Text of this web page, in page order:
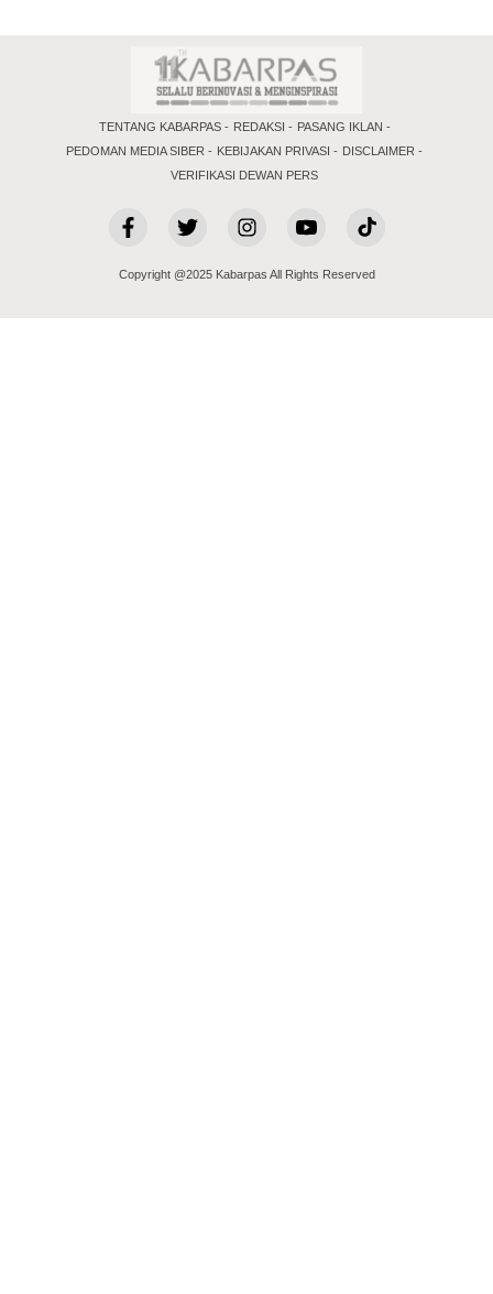
TENTANG KABARPAS REDAKSI
PASANG IKLAN
PEDOMAN MEDIA SIBER
KEBIJAKAN PRIVASI
DISCLAIMER
VERIFIKASI DEWAN PERS
Copyright @2025 Kabarpas All Rights Reserved